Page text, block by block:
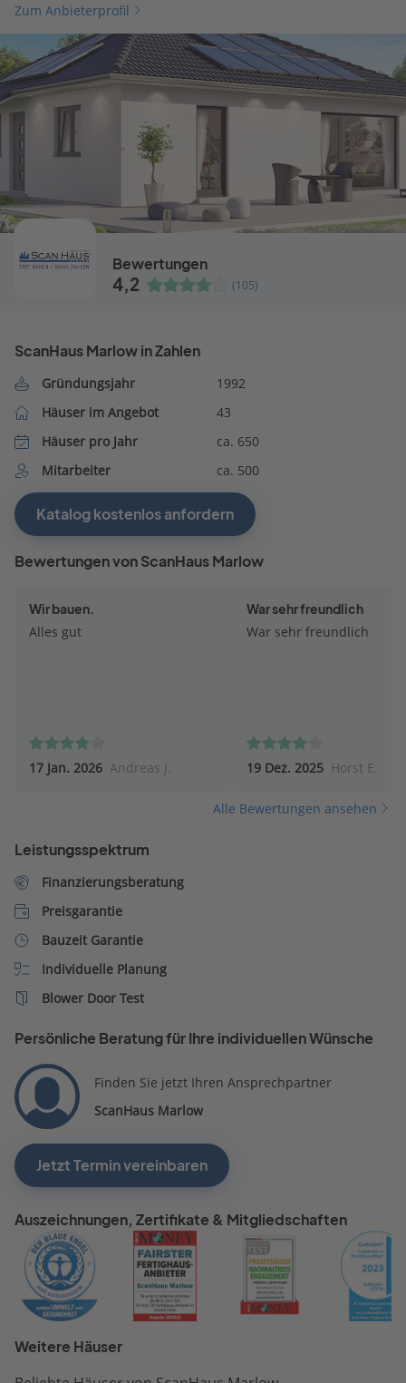
Zum Anbieterprofil
Bewertungen
4,2 (105)
ScanHaus Marlow in Zahlen
Gründungsjahr
1992
Häuser im Angebot
43
Häuser pro Jahr
ca. 650
Mitarbeiter
ca. 500
Katalog kostenlos anfordern
Bewertungen von ScanHaus Marlow
Wir bauen.
Alles gut
17 Jan. 2026 Andreas J.
War sehr freundlich
War sehr freundlich
19 Dez. 2025 Horst E.
Alle Bewertungen ansehen
Leistungsspektrum
Finanzierungsberatung
Preisgarantie
Bauzeit Garantie
Individuelle Planung
Blower Door Test
Persönliche Beratung für Ihre individuellen Wünsche
Finden Sie jetzt Ihren Ansprechpartner
ScanHaus Marlow
Jetzt Termin vereinbaren
Auszeichnungen, Zertifikate & Mitgliedschaften
Weitere Häuser